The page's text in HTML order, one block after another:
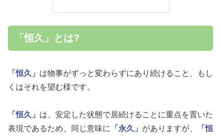
「恒久」とは?
「恒久」 は物事がずっと変わらずにあり続けること、もし
くはそれを望む様です。
「恒久」 は、安定した状態で居続けることに重点を置いた
表現であるため、同じ意味に
「永久」 がありますが、
「恒